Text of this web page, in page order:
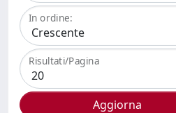
In ordine:
Risultati/Pagina